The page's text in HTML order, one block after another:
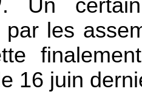
. Un
par les
16 juin